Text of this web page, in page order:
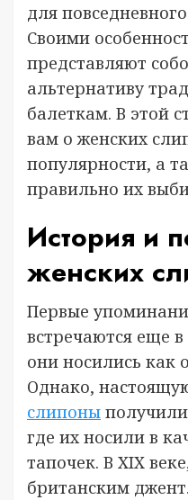
для
Своими
представляют
альтернативу
балеткам. В этой
вам о женских
популярности, а
правильно их
История и
женских
Первые
встречаются еще
они носились как
Однако,
слипоны
где их носили в
тапочек. В XIX
британским